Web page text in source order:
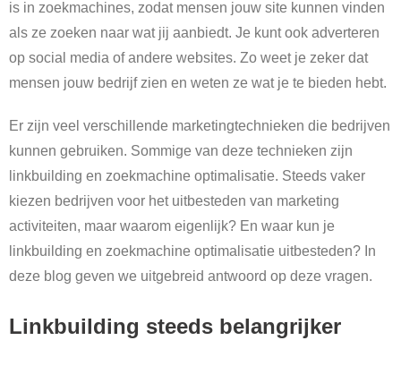
is in zoekmachines, zodat mensen jouw site kunnen vinden
als ze zoeken naar wat jij aanbiedt. Je kunt ook adverteren
op social media of andere websites. Zo weet je zeker dat
mensen jouw bedrijf zien en weten ze wat je te bieden hebt.
Er zijn veel verschillende marketingtechnieken die bedrijven
kunnen gebruiken. Sommige van deze technieken zijn
linkbuilding en zoekmachine optimalisatie. Steeds vaker
kiezen bedrijven voor het uitbesteden van marketing
activiteiten, maar waarom eigenlijk? En waar kun je
linkbuilding en zoekmachine optimalisatie uitbesteden? In
deze blog geven we uitgebreid antwoord op deze vragen.
Linkbuilding steeds belangrijker